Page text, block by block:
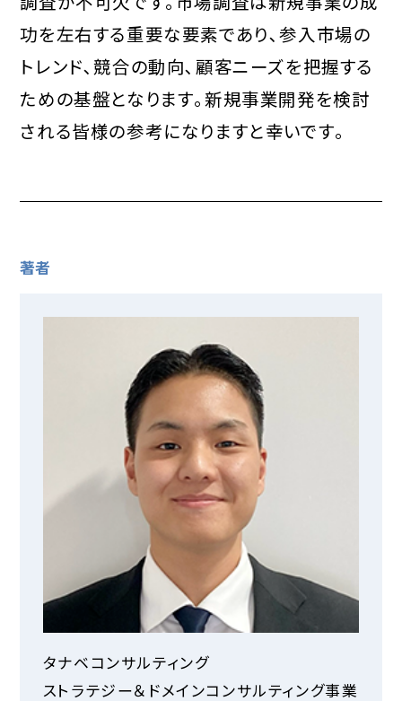
功を左右する重要な要素であり､参入市場の
トレンド､競合の動向､顧客ニーズを把握する
ための基盤となります｡新規事業開発を検討
される皆様の参考になりますと幸いです｡
著者
タナベコンサルティング
ストラテジー＆ドメインコンサルティング事業